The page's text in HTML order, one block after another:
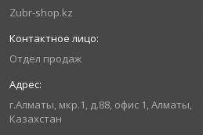
Zubr-shop.kz
Отдел продаж
г.Алматы, мкр.1, д.88, офис 1, Алматы,
Казахстан